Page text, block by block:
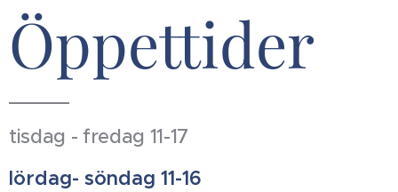
Öppettider
tisdag - fredag 11-17
lördag- söndag 11-16